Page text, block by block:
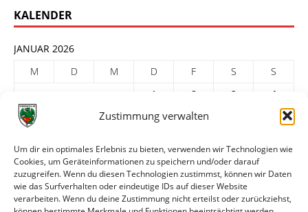
Zustimmung verwalten
Um dir ein optimales Erlebnis zu bieten, verwenden wir Technologien wie
Cookies, um Geräteinformationen zu speichern und/oder darauf
zuzugreifen. Wenn du diesen Technologien zustimmst, können wir Daten
wie das Surfverhalten oder eindeutige IDs auf dieser Website
verarbeiten. Wenn du deine Zustimmung nicht erteilst oder zurückziehst,
KALENDER
JANUAR 2026
M
D M D F S
S
1
2 3
4
5
7 8 9
19
20 21 22 23 24
26
27 28 29 30
31
« Dez.
Feb. »